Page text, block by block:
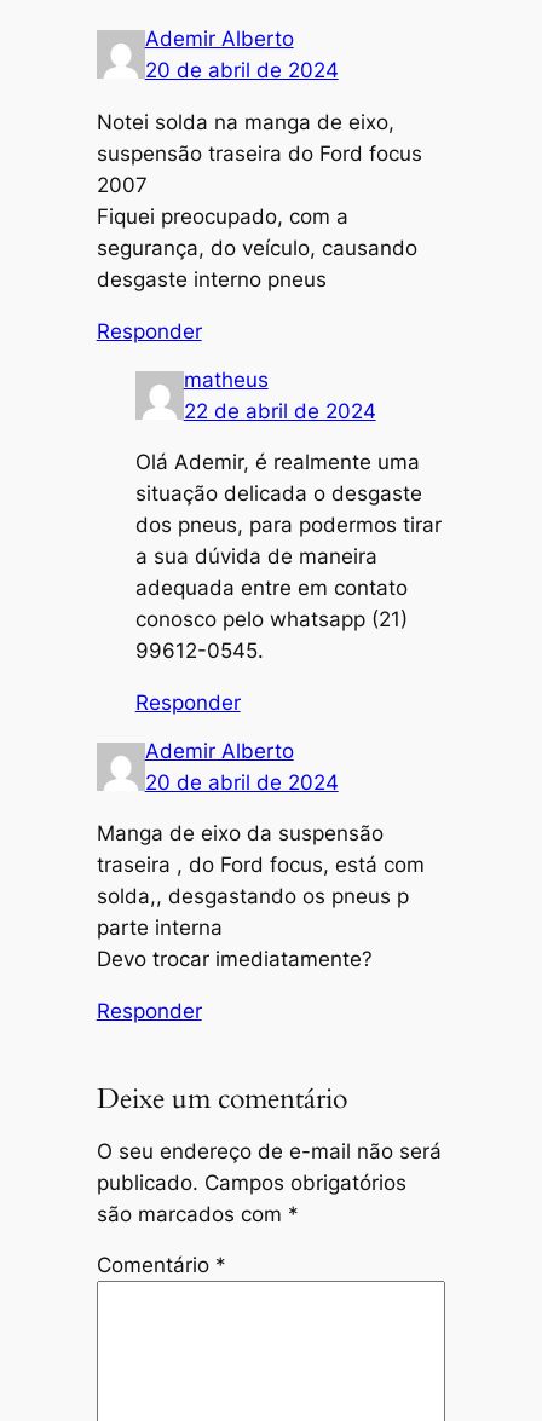
Ademir Alberto
20 de abril de 2024
Notei solda na manga de eixo,
suspensão traseira do Ford focus
2007
Fiquei preocupado, com a
segurança, do veículo, causando
desgaste interno pneus
Responder
matheus
22 de abril de 2024
Olá Ademir, é realmente uma
situação delicada o desgaste
dos pneus, para podermos tirar
a sua dúvida de maneira
adequada entre em contato
conosco pelo whatsapp (21)
99612-0545.
Responder
Ademir Alberto
20 de abril de 2024
Manga de eixo da suspensão
traseira , do Ford focus, está com
solda,, desgastando os pneus p
parte interna
Devo trocar imediatamente?
Responder
Deixe um comentário
O seu endereço de e-mail não será
publicado. Campos obrigatórios
são marcados com *
Comentário *